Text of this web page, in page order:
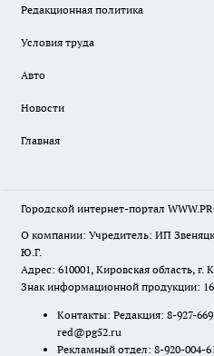
Редакционная политика
Условия труда
Авто
Новости
Главная
Городской интернет-портал
О компании: Учредитель: ИП
Ю.Г.
Адрес: 610001, Кировская область,
Знак информационной продукции:
Контакты: Редакция: 8-927-
red@pg52.ru
Рекламный отдел: 8-920-004-